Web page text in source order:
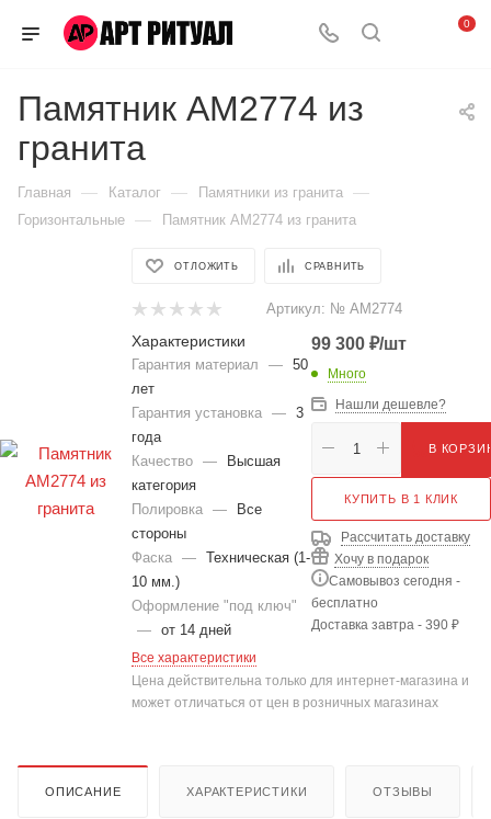
0
Памятник AM2774 из
гранита
Главная — Каталог — Памятники из гранита —
Горизонтальные — Памятник AM2774 из гранита
ОТЛОЖИТЬ СРАВНИТЬ
Артикул: № AM2774
Характеристики
Гарантия материал —
50
лет
Гарантия установка
—
3
года
Качество
—
Высшая
категория
Полировка
—
Все
стороны
Фаска
—
Техническая (1-
10 мм.)
Оформление "под ключ"
—
от 14 дней
Все характеристики
99 300 ₽/шт
Много
Нашли дешевле?
В
КУПИТЬ В 1 КЛИК
Рассчитать доставку
Хочу в подарок
Самовывоз сегодня -
бесплатно
Доставка завтра - 390 ₽
Цена действительна только для интернет-магазина и
может отличаться от цен в розничных магазинах
ОПИСАНИЕ ХАРАКТЕРИСТИКИ ОТЗЫВЫ